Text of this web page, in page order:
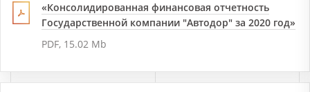
«Консолидированная финансовая отчетность
Государственной компании "Автодор" за 2020 год»
PDF, 15.02 Mb